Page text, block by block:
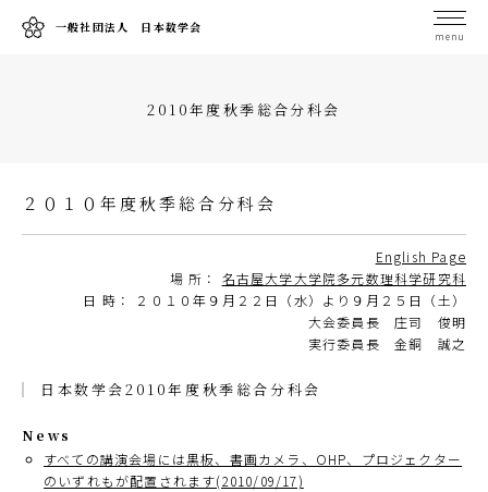
一般社団法人 日本数学会
menu
2010年度秋季総合分科会
２０１０年度秋季総合分科会
English Page
場 所： 名古屋大学大学院多元数理科学研究科
日 時： ２０１０年９月２２日（水）より９月２５日（土）
大会委員長 庄司 俊明
実行委員長 金銅 誠之
日本数学会2010年度秋季総合分科会
News
すべての講演会場には黒板、書画カメラ、OHP、プロジェクター
のいずれもが配置されます(2010/09/17)